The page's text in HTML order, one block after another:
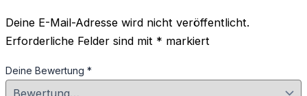
Deine E-Mail-Adresse wird nicht veröffentlicht.
Erforderliche Felder sind mit * markiert
Deine Bewertung *